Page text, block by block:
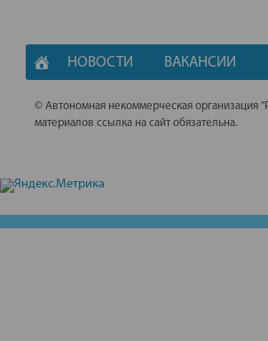
НОВОСТИ ВАКАНСИИ
© Автономная некоммерческая организация
материалов ссылка на сайт обязательна.